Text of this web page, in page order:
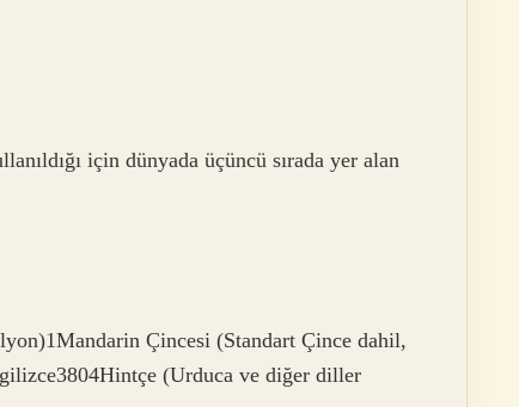
için dünyada üçüncü sırada yer alan
Çincesi (Standart Çince dahil,
(Urduca ve diğer diller